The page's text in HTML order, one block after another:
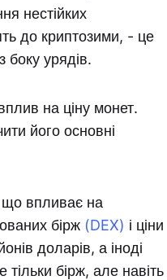
нестійких
до криптозими, - це
боку урядів.
на ціну монет.
його основні
що впливає на
бірж (DEX) і ціни
доларів, а іноді
бірж, але навіть